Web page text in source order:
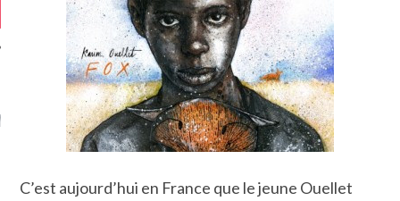
KARMA –
ANNIVERSAIRE
C’est aujourd’hui en France que le jeune Ouellet